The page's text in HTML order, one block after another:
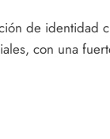
de identidad
con una